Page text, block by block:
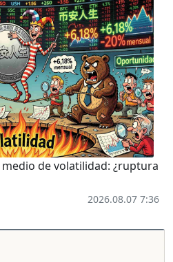
medio de volatilidad: ¿ruptura
2026.08.07 7:36